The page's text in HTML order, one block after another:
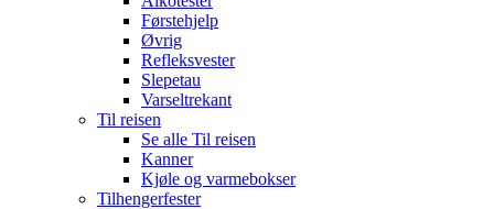
Førstehjelp
Øvrig
Refleksvester
Slepetau
Varseltrekant
Til reisen
Se alle Til reisen
Kanner
Kjøle og varmebokser
Tilhengerfester